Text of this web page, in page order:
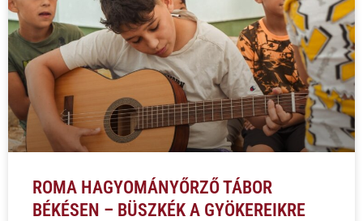
ROMA HAGYOMÁNYŐRZŐ TÁBOR
BÉKÉSEN – BÜSZKÉK A GYÖKEREIKRE